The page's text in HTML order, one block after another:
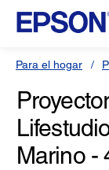
Para el hogar
Marino -